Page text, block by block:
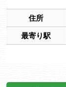
住所
最寄り駅